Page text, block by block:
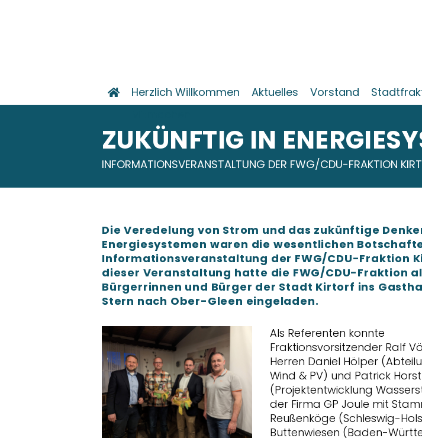
Herzlich Willkommen Aktuelles Vorstand
ZUKÜNFTIG IN
INFORMATIONSVERANSTALTUNG DER FWG/CDU-FRAKTION
Die Veredelung von Strom und das zukünftige
Energiesystemen waren die wesentlichen
Informationsveranstaltung der FWG/CDU-Fraktion
dieser Veranstaltung hatte die FWG/CDU-Fraktion
Bürgerrinnen und Bürger der Stadt Kirtorf ins
Stern nach Ober-Gleen eingeladen.
Als Referenten konnte
Fraktionsvorsitzender Ralf
Herren Daniel Hölper
Wind & PV) und Patrick Horst
(Projektentwicklung
der Firma GP Joule mit
Reußenköge (Schleswig-
Buttenwiesen (Baden-